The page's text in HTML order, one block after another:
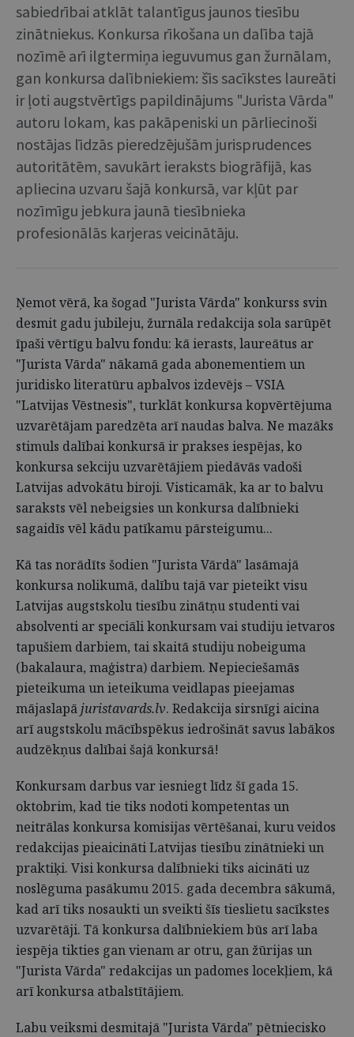
sabiedrībai atklāt talantīgus jaunos tiesību
zinātniekus. Konkursa rīkošana un dalība tajā
nozīmē arī ilgtermiņa ieguvumus gan žurnālam,
gan konkursa dalībniekiem: šīs sacīkstes laureāti
ir ļoti augstvērtīgs papildinājums "Jurista Vārda"
autoru lokam, kas pakāpeniski un pārliecinoši
nostājas līdzās pieredzējušām jurisprudences
autoritātēm, savukārt ieraksts biogrāfijā, kas
apliecina uzvaru šajā konkursā, var kļūt par
nozīmīgu jebkura jaunā tiesībnieka
profesionālās karjeras veicinātāju.
Ņemot vērā, ka šogad "Jurista Vārda" konkurss svin
desmit gadu jubileju, žurnāla redakcija sola sarūpēt
īpaši vērtīgu balvu fondu: kā ierasts, laureātus ar
"Jurista Vārda" nākamā gada abonementiem un
juridisko literatūru apbalvos izdevējs – VSIA
"Latvijas Vēstnesis", turklāt konkursa kopvērtējuma
uzvarētājam paredzēta arī naudas balva. Ne mazāks
stimuls dalībai konkursā ir prakses iespējas, ko
konkursa sekciju uzvarētājiem piedāvās vadoši
Latvijas advokātu biroji. Visticamāk, ka ar to balvu
saraksts vēl nebeigsies un konkursa dalībnieki
sagaidīs vēl kādu patīkamu pārsteigumu...
Kā tas norādīts šodien "Jurista Vārdā" lasāmajā
konkursa nolikumā, dalību tajā var pieteikt visu
Latvijas augstskolu tiesību zinātņu studenti vai
absolventi ar speciāli konkursam vai studiju ietvaros
tapušiem darbiem, tai skaitā studiju nobeiguma
(bakalaura, maģistra) darbiem. Nepieciešamās
pieteikuma un ieteikuma veidlapas pieejamas
mājaslapājuristavards.lv. Redakcija sirsnīgi aicina
arī augstskolu mācībspēkus iedrošināt savus labākos
audzēkņus dalībai šajā konkursā!
Konkursam darbus var iesniegt līdz šī gada 15.
oktobrim, kad tie tiks nodoti kompetentas un
neitrālas konkursa komisijas vērtēšanai, kuru veidos
redakcijas pieaicināti Latvijas tiesību zinātnieki un
praktiķi. Visi konkursa dalībnieki tiks aicināti uz
noslēguma pasākumu 2015. gada decembra sākumā,
kad arī tiks nosaukti un sveikti šīs tieslietu sacīkstes
uzvarētāji. Tā konkursa dalībniekiem būs arī laba
iespēja tikties gan vienam ar otru, gan žūrijas un
"Jurista Vārda" redakcijas un padomes locekļiem, kā
arī konkursa atbalstītājiem.
Labu veiksmi desmitajā "Jurista Vārda" pētniecisko